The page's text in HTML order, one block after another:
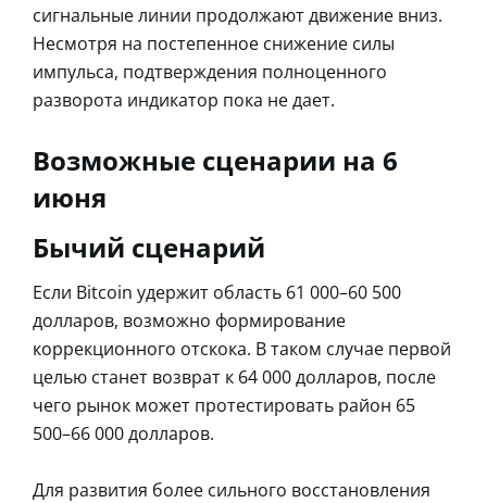
сигнальные линии продолжают движение вниз.
Несмотря на постепенное снижение силы
импульса, подтверждения полноценного
разворота индикатор пока не дает.
Возможные сценарии на 6
июня
Бычий сценарий
Если Bitcoin удержит область 61 000–60 500
долларов, возможно формирование
коррекционного отскока. В таком случае первой
целью станет возврат к 64 000 долларов, после
чего рынок может протестировать район 65
500–66 000 долларов.
Для развития более сильного восстановления